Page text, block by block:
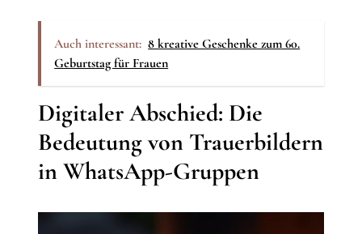
Auch interessant: 8 kreative Geschenke zum 60.
Geburtstag für Frauen
Digitaler Abschied: Die
Bedeutung von Trauerbildern
in WhatsApp-Gruppen